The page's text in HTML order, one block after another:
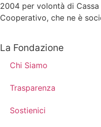
2004 per volontà di
Cooperativo, che ne è
La Fondazione
Chi Siamo
Trasparenza
Sostienici